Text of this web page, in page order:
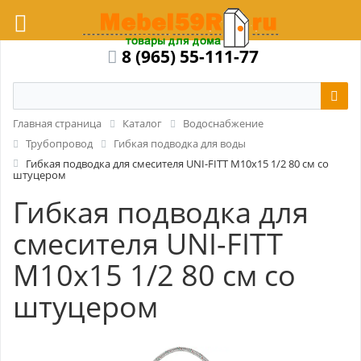
8 (965) 55-111-77
Главная страница Каталог
Водоснабжение
Трубопровод
Гибкая подводка для воды
Гибкая подводка для смесителя UNI-FITT М10x15 1/2 80 см со
штуцером
Гибкая подводка для
смесителя UNI-FITT
М10x15 1/2 80 см со
штуцером